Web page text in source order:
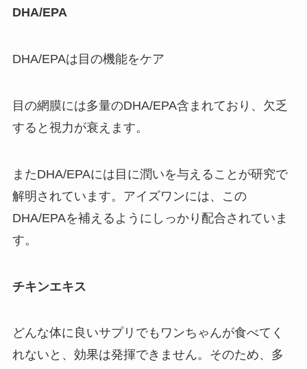
DHA/EPA
DHA/EPAは目の機能をケア
目の網膜には多量のDHA/EPA含まれており、欠乏
すると視力が衰えます。
またDHA/EPAには目に潤いを与えることが研究で
解明されています。アイズワンには、この
DHA/EPAを補えるようにしっかり配合されていま
す。
チキンエキス
どんな体に良いサプリでもワンちゃんが食べてく
れないと、効果は発揮できません。そのため、多